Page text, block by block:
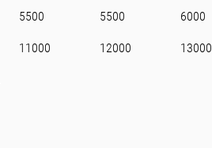
5500 5500
6000
11000 12000 13000